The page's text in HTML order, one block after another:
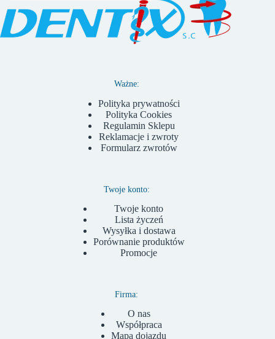
Ważne:
Polityka prywatności
Polityka Cookies
Regulamin Sklepu
Reklamacje i zwroty
Formularz zwrotów
Twoje konto:
Twoje konto
Lista życzeń
Wysyłka i dostawa
Porównanie produktów
Promocje
Firma:
O nas
Współpraca
Mapa dojazdu